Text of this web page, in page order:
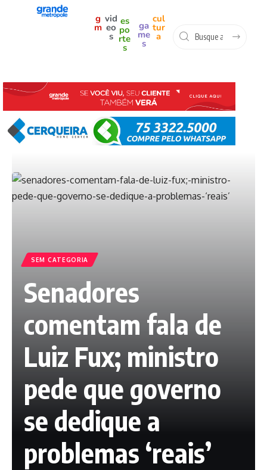
g
m
vid
eo
s
es
po
rte
s
ga
me
s
cul
tur
a
SEM CATEGORIA
Senadores
comentam fala de
Luiz Fux; ministro
pede que governo
se dedique a
problemas ‘reais’